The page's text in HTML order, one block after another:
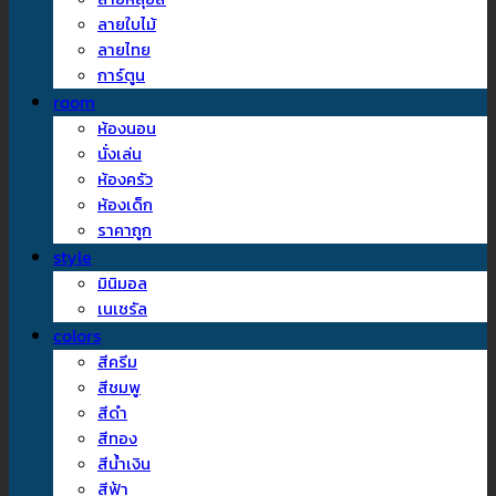
ลายใบไม้
ลายไทย
การ์ตูน
room
ห้องนอน
นั่งเล่น
ห้องครัว
ห้องเด็ก
ราคาถูก
style
มินิมอล
เนเชรัล
colors
สีครีม
สีชมพู
สีดำ
สีทอง
สีน้ำเงิน
สีฟ้า